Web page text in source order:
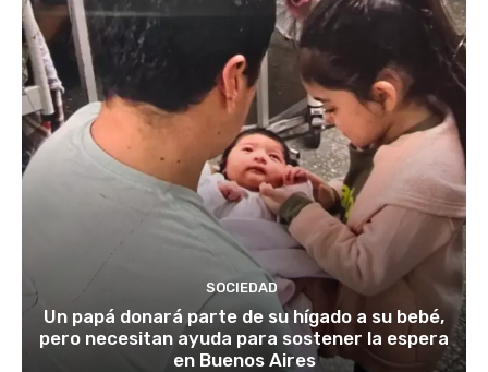
SOCIEDAD
Un papá donará parte de su hígado a su bebé,
pero necesitan ayuda para sostener la espera
en Buenos Aires